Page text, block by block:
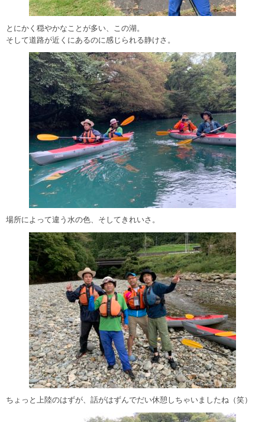
とにかく穏やかなことが多い、この湖。
そして道路が近くにあるのに感じられる静けさ。
場所によって違う水の色、そしてきれいさ。
ちょっと上陸のはずが、話がはずんでだい休憩しちゃいましたね（笑）